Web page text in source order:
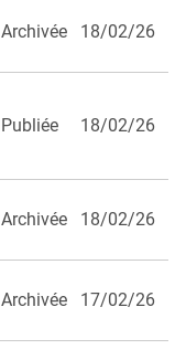
Archivée 18/02/26
Publiée 18/02/26
Archivée 18/02/26
Archivée 17/02/26